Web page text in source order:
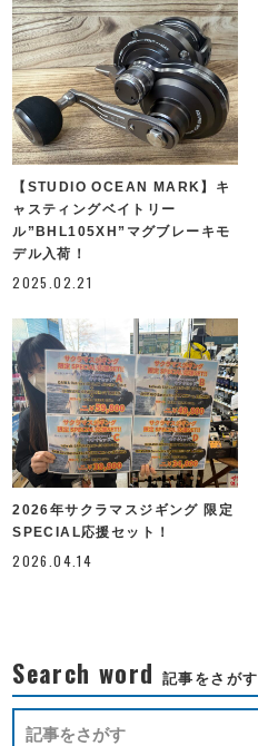
【STUDIO OCEAN MARK】キ
ャスティングベイトリー
ル”BHL105XH”マグブレーキモ
デル入荷！
2025.02.21
2026年サクラマスジギング 限定
SPECIAL応援セット！
2026.04.14
Search word 記事をさがす